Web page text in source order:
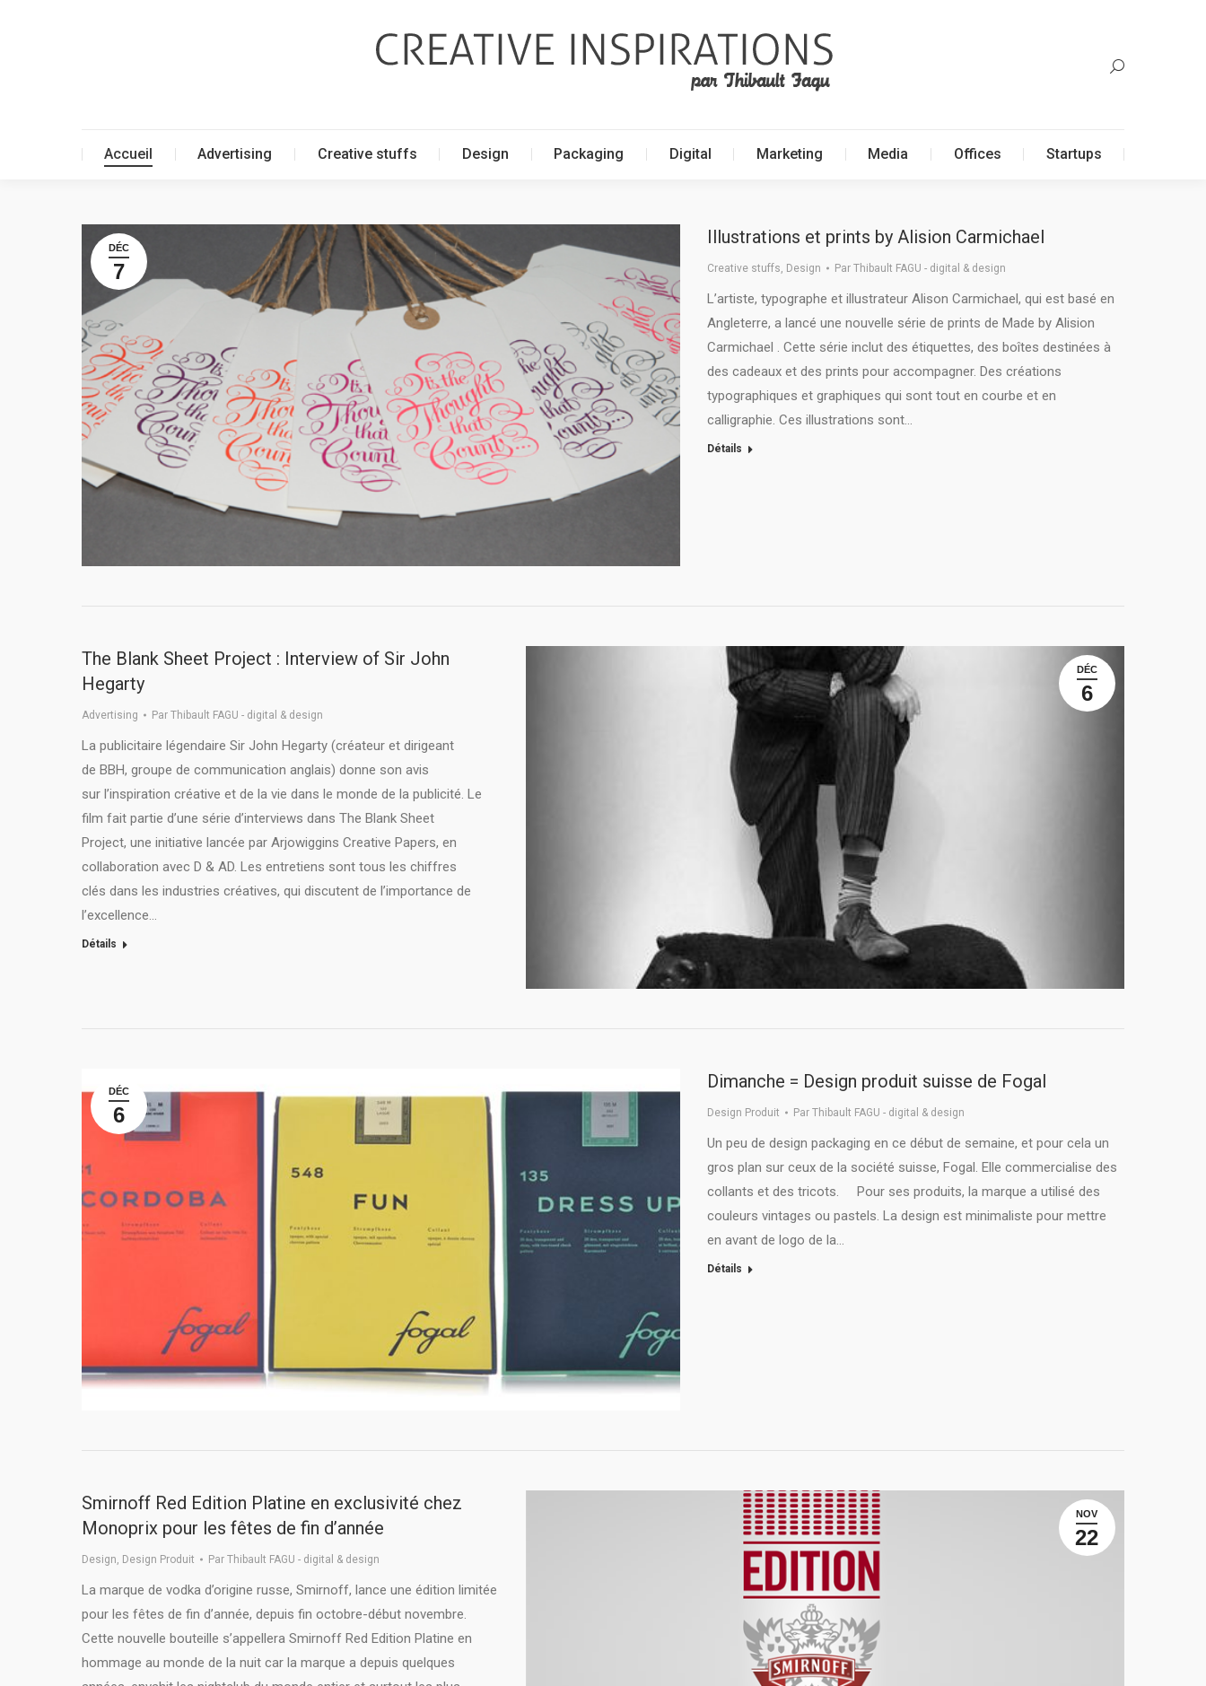
Accueil Advertising Creative stuffs Design Packaging Digital Marketing Media Offices Startups
DÉC
7
Illustrations et prints by Alision Carmichael
Creative stuffs, Design ParThibault FAGU - digital & design
L’artiste, typographe et illustrateur Alison Carmichael, qui est basé en
Angleterre, a lancé une nouvelle série de prints de Made by Alision
Carmichael . Cette série inclut des étiquettes, des boîtes destinées à
des cadeaux et des prints pour accompagner. Des créations
typographiques et graphiques qui sont tout en courbe et en
calligraphie. Ces illustrations sont…
Détails
The Blank Sheet Project : Interview of Sir John
Hegarty
Advertising Par Thibault FAGU - digital & design
La publicitaire légendaire Sir John Hegarty (créateur et dirigeant
de BBH, groupe de communication anglais) donne son avis
sur l’inspiration créative et de la vie dans le monde de la publicité. Le
film fait partie d’une série d’interviews dans The Blank Sheet
Project, une initiative lancée par Arjowiggins Creative Papers, en
collaboration avec D & AD. Les entretiens sont tous les chiffres
clés dans les industries créatives, qui discutent de l’importance de
l’excellence…
Détails
DÉC
6
DÉC
6
Dimanche = Design produit suisse de Fogal
Design Produit ParThibault FAGU - digital & design
Un peu de design packaging en ce début de semaine, et pour cela un
gros plan sur ceux de la société suisse, Fogal. Elle commercialise des
collants et des tricots. Pour ses produits, la marque a utilisé des
couleurs vintages ou pastels. La design est minimaliste pour mettre
en avant de logo de la…
Détails
Smirnoff Red Edition Platine en exclusivité chez
Monoprix pour les fêtes de fin d’année
Design, Design Produit Par Thibault FAGU - digital & design
La marque de vodka d’origine russe, Smirnoff, lance une édition limitée
pour les fêtes de fin d’année, depuis fin octobre-début novembre.
Cette nouvelle bouteille s’appellera Smirnoff Red Edition Platine en
hommage au monde de la nuit car la marque a depuis quelques
NOV
22